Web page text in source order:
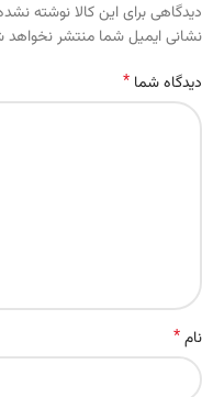
دیدگاهی برای این کالا نوشته
نشانی ایمیل شما منتشر
دیدگاه شما *
نام*
Alternative: